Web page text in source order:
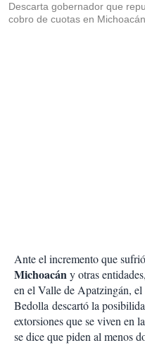
Descarta gobernador que
cobro de cuotas en Michoacán
Ante el incremento que
Michoacány otras
en el Valle de Apatzingán, el
Bedolla descartó la
extorsiones que se viven en
se dice que piden al menos